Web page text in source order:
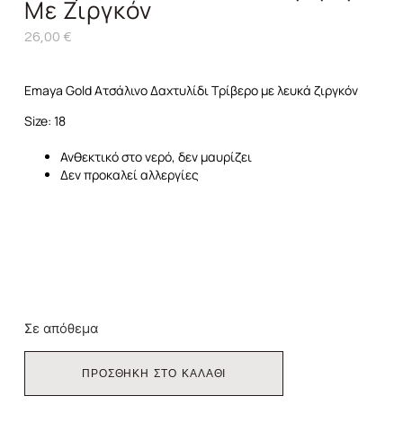
Με Ζιργκόν
26,00 €
Emaya Gold Ατσάλινο Δαχτυλίδι Τρίβερο με λευκά ζιργκόν
Size: 18
Ανθεκτικό στο νερό, δεν μαυρίζει
Δεν προκαλεί αλλεργίες
Σε απόθεμα
ΠΡΟΣΘΗΚΗ ΣΤΟ ΚΑΛΑΘΙ